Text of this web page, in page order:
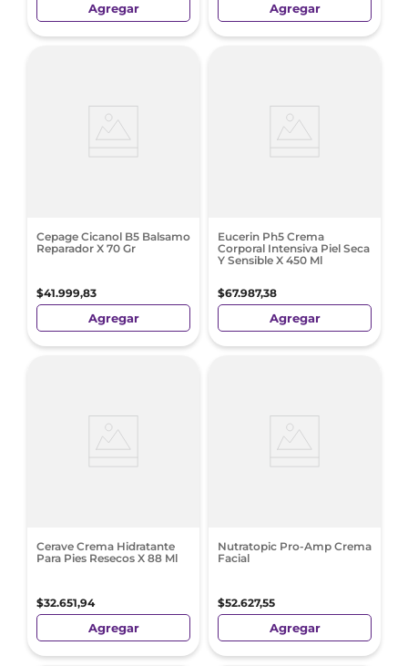
Agregar Agregar
Cepage Cicanol B5 Balsamo
Reparador X 70 Gr
$41.999,83
Agregar
Eucerin Ph5 Crema
Corporal Intensiva Piel Seca
Y Sensible X 450 Ml
$67.987,38
Agregar
Cerave Crema Hidratante
Para Pies Resecos X 88 Ml
$32.651,94
Agregar
Nutratopic Pro-Amp Crema
Facial
$52.627,55
Agregar